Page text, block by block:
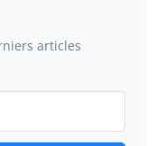
articles